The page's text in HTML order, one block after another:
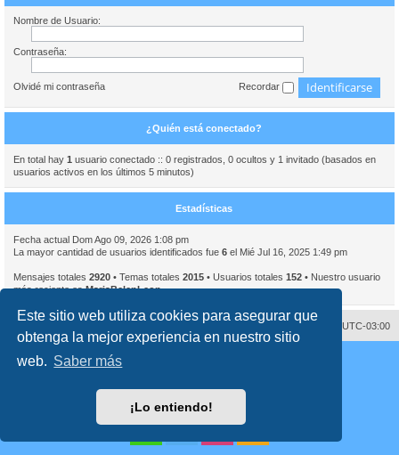
Este sitio web utiliza cookies para asegurar que
obtenga la mejor experiencia en nuestro sitio
web. Saber más
¡Lo entiendo!
Nombre de Usuario:
Contraseña:
Olvidé mi contraseña Recordar
¿Quién está conectado?
En total hay 1 usuario conectado :: 0 registrados, 0 ocultos y 1 invitado (basados en
usuarios activos en los últimos 5 minutos)
Estadísticas
Fecha actual Dom Ago 09, 2026 1:08 pm
La mayor cantidad de usuarios identificados fue 6 el Mié Jul 16, 2025 1:49 pm
Mensajes totales 2920 • Temas totales 2015 • Usuarios totales 152 • Nuestro usuario
más reciente esMariaBelenLeon
Todos los horarios son UTC-03:00
Borrar cookies
Desarrollado por
® Forum Software © phpBB Limited
Traducción al español porphpBB España
Condiciones